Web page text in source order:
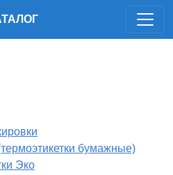
бумажные)
Эко